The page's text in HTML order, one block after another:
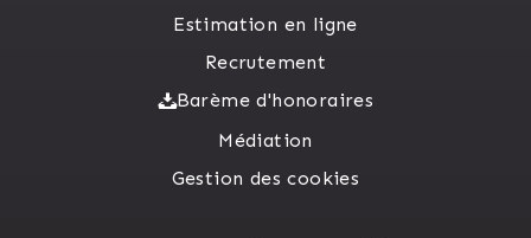
Estimation en ligne
Recrutement
Barème d'honoraires
Médiation
Gestion des cookies